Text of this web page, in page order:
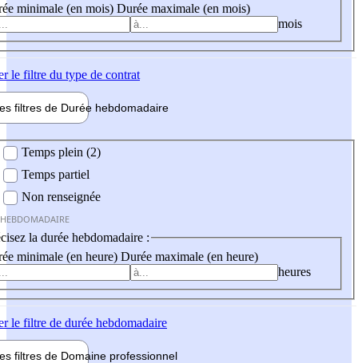
minimale (en mois) Durée maximale (en mois)
mois
le filtre du type de contrat
filtres de Durée hebdomadaire
Temps plein (2)
Temps partiel
Non renseignée
la durée hebdomadaire :
minimale (en heure) Durée maximale (en heure)
heures
le filtre de durée hebdomadaire
filtres de Domaine professionnel